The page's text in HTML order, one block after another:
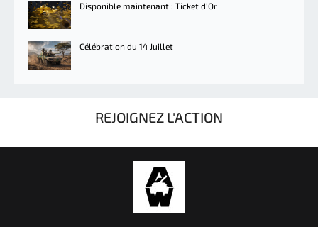
Disponible maintenant : Ticket d'Or
Célébration du 14 Juillet
REJOIGNEZ L'ACTION